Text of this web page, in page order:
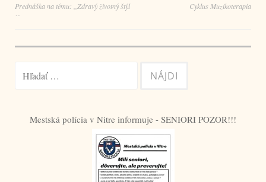
Navigácia
článku
Prednáška na tému: ,,Zdravý životný štýl
´´
Cyklus Muzikoterapia
Hľadať:
Mestská polícia v Nitre informuje - SENIORI POZOR!!!